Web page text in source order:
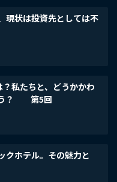
現状は投資先としては不
私たちと、どうかかわ
う？ 第5回
クホテル。その魅力と